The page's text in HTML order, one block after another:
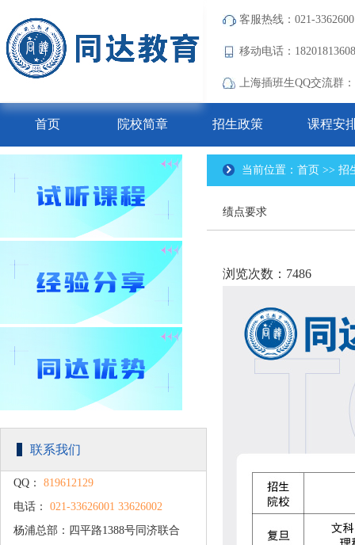
客服热线：021-
移动电话：
上海插班生QQ交流群：
首页 院校简章 招生政策 课程安
联系我们
QQ： 819612129
电话： 021-33626001 33626002
杨浦总部：四平路1388号同济联合
当前位置：首页 >> 招
绩点要求
浏览次数：7486